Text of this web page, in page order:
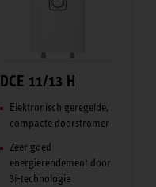
DCE 11/13 H
Elektronisch geregelde,
compacte doorstromer
Zeer goed
energierendement door
3i-technologie